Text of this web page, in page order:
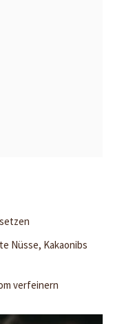
Nüsse, Kakaonibs
verfeinern